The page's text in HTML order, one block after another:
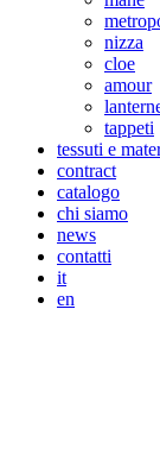
nizza
cloe
amour
tappeti
tessuti e
contract
catalogo
chi siamo
news
contatti
it
en